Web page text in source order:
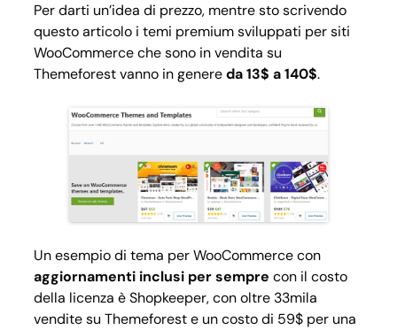
Per darti un’idea di prezzo, mentre sto scrivendo
questo articolo i temi premium sviluppati per siti
WooCommerce che sono in vendita su
Themeforest vanno in genereda 13$ a 140$.
Un esempio di tema per WooCommerce con
aggiornamenti inclusi per sempre con il costo
della licenza èShopkeeper, con oltre 33mila
vendite su Themeforest e un costo di 59$ per una